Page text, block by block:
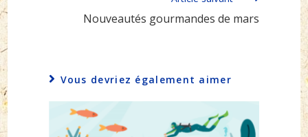
Nouveautés gourmandes de mars
Vous devriez également aimer